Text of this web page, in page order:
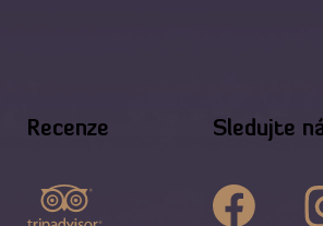
Recenze Sledujte